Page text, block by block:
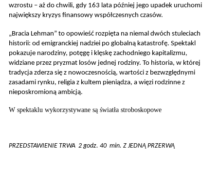
wzrostu – aż do chwili, gdy 163 lata później jego upadek uruchomi
największy kryzys finansowy współczesnych czasów.
„Bracia Lehman” to opowieść rozpięta na niemal dwóch stuleciach
historii: od emigranckiej nadziei po globalną katastrofę. Spektakl
pokazuje narodziny, potęgę i klęskę zachodniego kapitalizmu,
widziane przez pryzmat losów jednej rodziny. To historia, w której
tradycja zderza się z nowoczesnością, wartości z bezwzględnymi
zasadami rynku, religia z kultem pieniądza, a więzi rodzinne z
nieposkromioną ambicją.
W spektaklu wykorzystywane są światła stroboskopowe
PRZEDSTAWIENIE TRWA 2 godz. 40 min. Z JEDNĄ PRZERWĄ